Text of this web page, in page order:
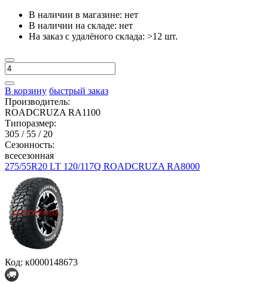
В наличии в магазине: нет
В наличии на складе: нет
На заказ с удалёного склада: >12 шт.
В корзину быстрый заказ
Производитель:
ROADCRUZA RA1100
Типоразмер:
305 / 55 / 20
Сезонность:
всесезонная
275/55R20 LT 120/117Q ROADCRUZA RA8000
Код: к0000148673